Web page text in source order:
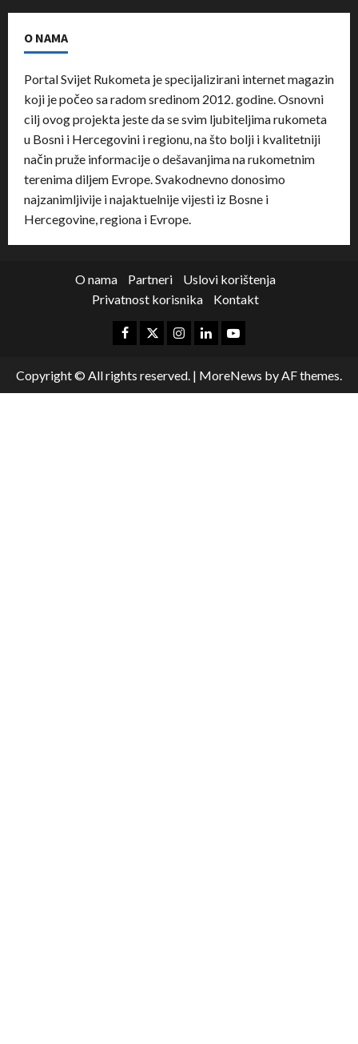
O NAMA
Portal Svijet Rukometa je specijalizirani internet magazin
koji je počeo sa radom sredinom 2012. godine. Osnovni
cilj ovog projekta jeste da se svim ljubiteljima rukometa
u Bosni i Hercegovini i regionu, na što bolji i kvalitetniji
način pruže informacije o dešavanjima na rukometnim
terenima diljem Evrope. Svakodnevno donosimo
najzanimljivije i najaktuelnije vijesti iz Bosne i
Hercegovine, regiona i Evrope.
O nama Partneri
Uslovi korištenja
Privatnost korisnika
Kontakt
Copyright © All rights reserved. | MoreNews by AF themes.